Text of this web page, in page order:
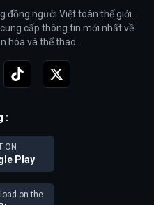
đồng người Việt toàn thế giới.
cấp thông tin mới nhất về
hóa và thể thao.
:
ON
Play
on the